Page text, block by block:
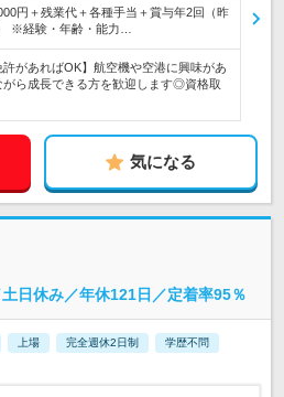
円＋残業代＋各種手当＋賞与年2回（昨
※経験・年齢・能力…
許があればOK】航空機や空港に興味があ
がら成長できる方を歓迎します◎資格取
気になる
土日休み／年休121日／定着率95％
上場 完全週休2日制 学歴不問